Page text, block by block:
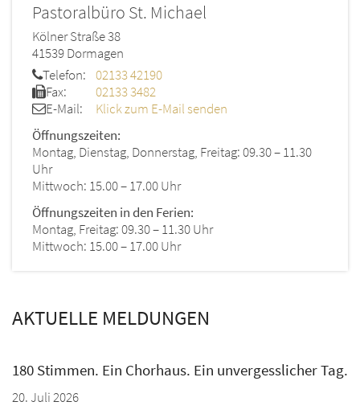
Pastoralbüro St. Michael
Kölner Straße 38
41539Dormagen
Telefon: 02133 42190
Fax:
02133 3482
E-Mail:
Klick zum E-Mail senden
Öffnungszeiten:
Montag, Dienstag, Donnerstag, Freitag: 09.30 – 11.30
Uhr
Mittwoch: 15.00 – 17.00 Uhr
Öffnungszeiten in den Ferien:
Montag, Freitag: 09.30 – 11.30 Uhr
Mittwoch: 15.00 – 17.00 Uhr
AKTUELLE MELDUNGEN
180 Stimmen. Ein Chorhaus. Ein unvergesslicher Tag.
20. Juli 2026